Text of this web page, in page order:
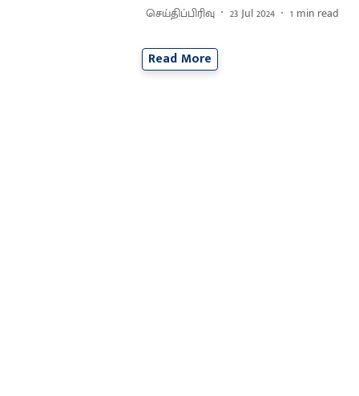
செய்திப்பிரிவு 23 Jul 2024 1 min read
Read More